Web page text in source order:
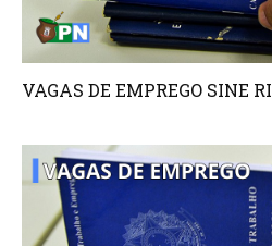
VAGAS DE EMPREGO SINE